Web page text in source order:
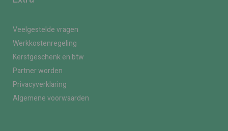
Veelgestelde vragen
Werkkostenregeling
Kerstgeschenk en btw
Partner worden
Privacyverklaring
Algemene voorwaarden